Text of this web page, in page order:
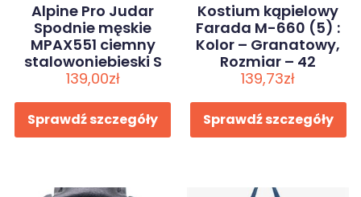
Alpine Pro Judar
Spodnie męskie
MPAX551 ciemny
stalowoniebieski S
139,00zł
Sprawdź szczegóły
Kostium kąpielowy
Farada M-660 (5) :
Kolor – Granatowy,
Rozmiar – 42
139,73zł
Sprawdź szczegóły